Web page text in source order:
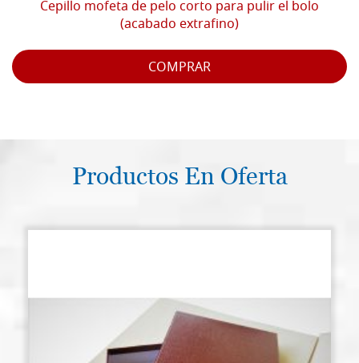
Cepillo mofeta de pelo corto para pulir el bolo
(acabado extrafino)
COMPRAR
Productos En Oferta